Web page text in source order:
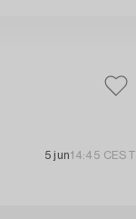
5 jun14:45 CEST